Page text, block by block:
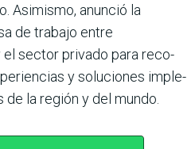
Asi­mismo, anunció la
de trabajo entre
el sector privado para reco­
y soluciones imple­
la región y del mundo.